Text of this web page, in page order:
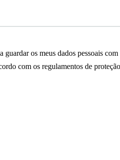
os meus dados pessoais
com os regulamentos de